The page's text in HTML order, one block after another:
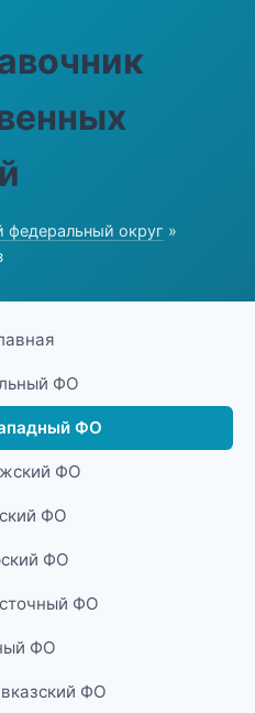
федеральный округ »
ФО
ФО
ФО
ФО
ФО
ФО
ФО
ФО